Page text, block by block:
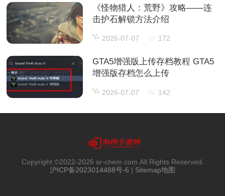
《怪物猎人：荒野》攻略——连
击护石解锁方法介绍
2026-07-07 172
GTA5增强版上传存档教程 GTA5
增强版存档怎么上传
2026-07-07 142
Copyright ©2022-2026 sr-chem.com.All Rights Reserved.
沪ICP备2023014488号-6 | Sitemap地图